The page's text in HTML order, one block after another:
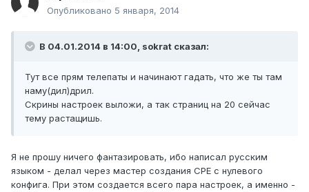
Опубликовано 5 января, 2014
В 04.01.2014 в 14:00, sokrat сказал:
Тут все прям телепаты и начинают гадать, что же ты там
наму(дил)дрил.
Скрины настроек выложи, а так страниц на 20 сейчас
тему растащишь.
Я не прошу ничего фантазировать, ибо написал русским
языком - делал через мастер создания СРЕ с нулевого
конфига. При этом создается всего пара настроек, а именно -